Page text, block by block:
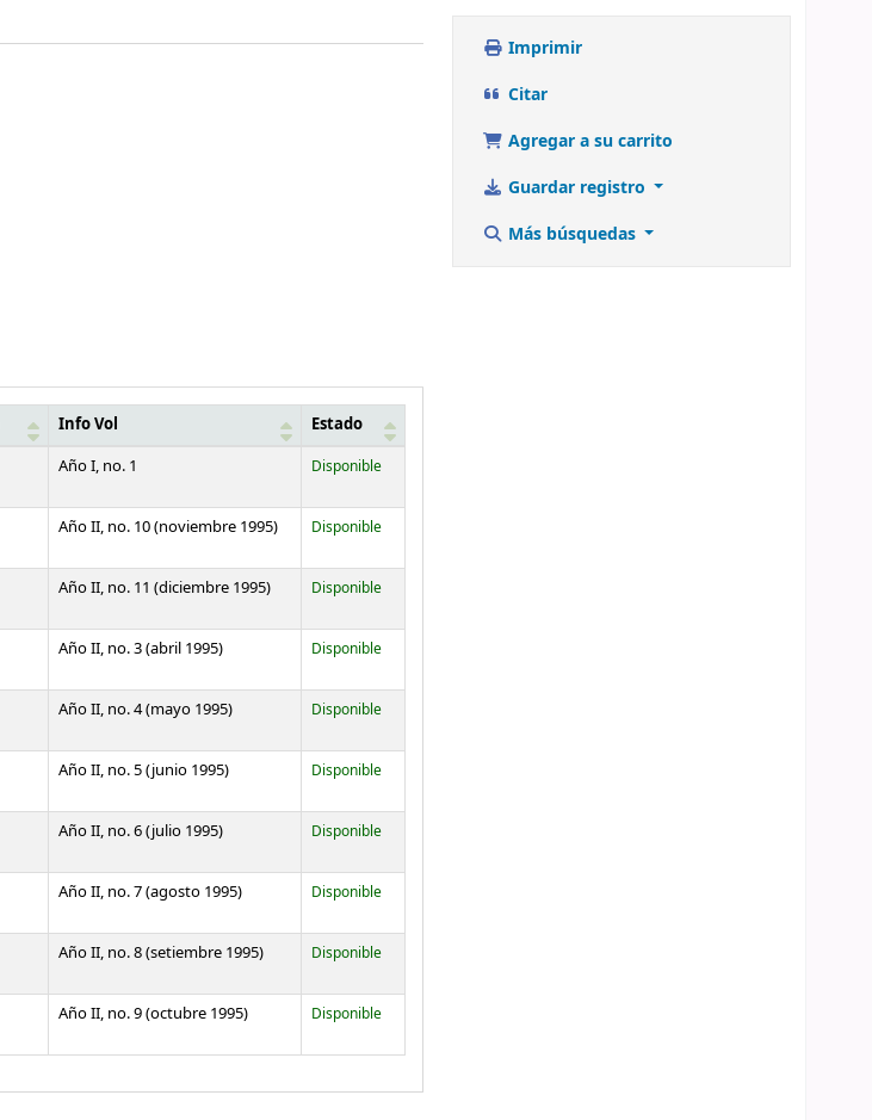
Info Vol
Estado
Año I, no. 1 Disponible
Año II, no. 10 (noviembre 1995) Disponible
Año II, no. 11 (diciembre 1995) Disponible
Año II, no. 3 (abril 1995) Disponible
Año II, no. 4 (mayo 1995) Disponible
Año II, no. 5 (junio 1995) Disponible
Año II, no. 6 (julio 1995) Disponible
Año II, no. 7 (agosto 1995) Disponible
Año II, no. 8 (setiembre 1995) Disponible
Año II, no. 9 (octubre 1995) Disponible
Imprimir
Citar
Agregar a su carrito
Guardar registro
Más búsquedas